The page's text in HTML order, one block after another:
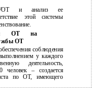
и анализ ее
этой системы
ОТ на
ОТ
соблюдения
у каждого
деятельность,
человек – создается
по ОТ, имеющего